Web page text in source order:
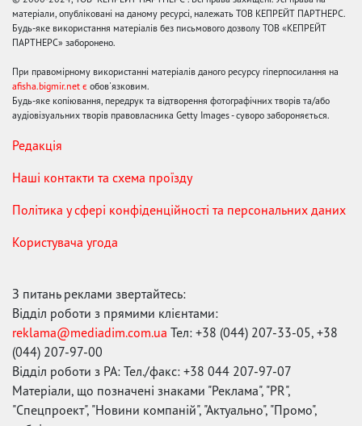
матеріали, опубліковані на даному ресурсі, належать ТОВ КЕПРЕЙТ ПАРТНЕРС.
Будь-яке використання матеріалів без письмового дозволу ТОВ «КЕПРЕЙТ
ПАРТНЕРС» заборонено.
При правомірному використанні матеріалів даного ресурсу гіперпосилання на
afisha.bigmir.net є обов'язковим.
Будь-яке копіювання, передрук та відтворення фотографічних творів та/або
аудіовізуальних творів правовласника Getty Images - суворо забороняється.
Редакція
Наші контакти та схема проїзду
Політика у сфері конфіденційності та персональних даних
Користувача угода
З питань реклами звертайтесь:
Відділ роботи з прямими клієнтами:
reklama@mediadim.com.ua Тел: +38 (044) 207-33-05, +38
(044) 207-97-00
Відділ роботи з РА: Тел./факс: +38 044 207-97-07
Матеріали, що позначені знаками "Реклама", "PR",
"Спецпроект", "Новини компаній", "Актуально", "Промо",